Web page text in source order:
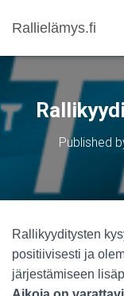
Rallielämys.fi
Published
Rallikyyditysten
positiivisesti ja
järjestämiseen